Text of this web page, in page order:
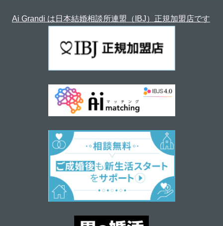
Ai Grandi は日本結婚相談所連盟（IBJ）正規加盟店です